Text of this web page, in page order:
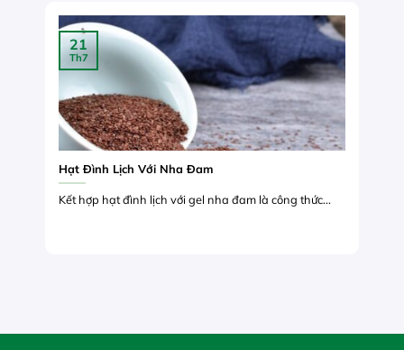
Hạt Đình Lịch Với Nha Đam
Kết hợp hạt đình lịch với gel nha đam là công thức...
21
Th7